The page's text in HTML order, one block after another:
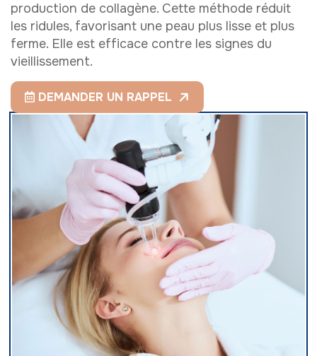
production de collagène. Cette méthode réduit
les ridules, favorisant une peau plus lisse et plus
ferme. Elle est efficace contre les signes du
vieillissement.
DEMANDER UN RAPPEL